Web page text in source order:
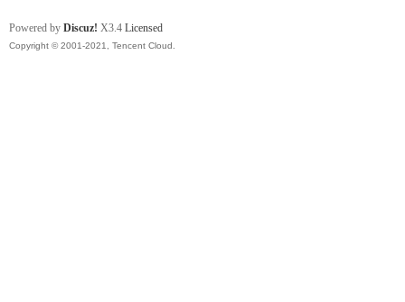
Powered by Discuz! X3.4 Licensed
Copyright © 2001-2021, Tencent Cloud.